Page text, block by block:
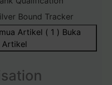
Bound Tracker
Artikel ( 1 ) Buka
Artikel